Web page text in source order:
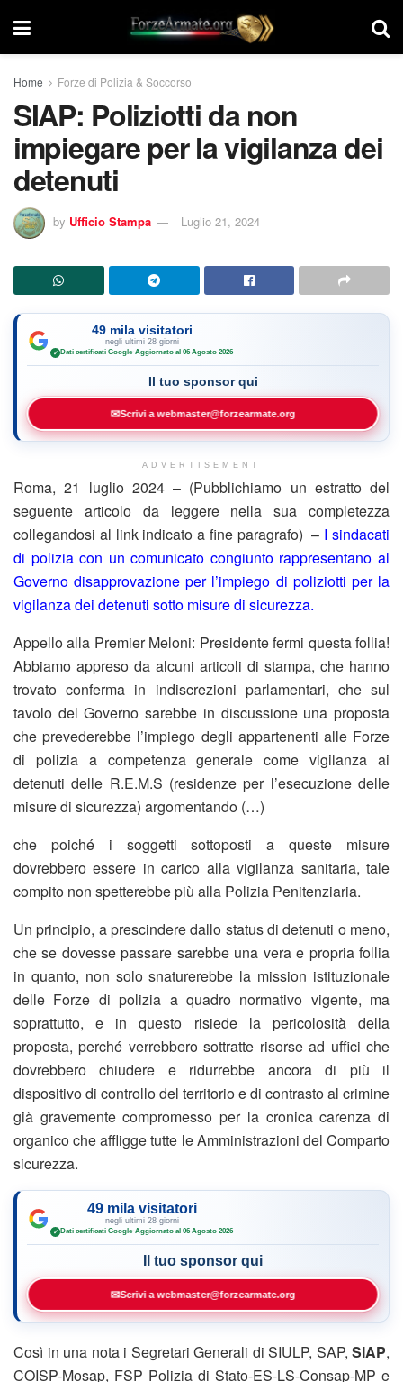
Home Forze di Polizia & Soccorso
SIAP: Poliziotti da non
impiegare per la vigilanza dei
detenuti
by Ufficio Stampa Luglio 21, 2024
49 mila visitatori
negli ultimi 28 giorni
✓ Dati certificati Google·Aggiornato al 06 Agosto 2026
Il tuo sponsor qui
✉Scrivi a webmaster@forzearmate.org
ADVERTISEMENT
Roma, 21 luglio 2024 – (Pubblichiamo un estratto del
seguente articolo da leggere nella sua completezza
collegandosi al link indicato a fine paragrafo) – I sindacati
di polizia con un comunicato congiunto rappresentano al
Governo disapprovazione per l’impiego di poliziotti per la
vigilanza dei detenuti sotto misure di sicurezza.
Appello alla Premier Meloni: Presidente fermi questa follia!
Abbiamo appreso da alcuni articoli di stampa, che hanno
trovato conferma in indiscrezioni parlamentari, che sul
tavolo del Governo sarebbe in discussione una proposta
che prevederebbe l’impiego degli appartenenti alle Forze
di polizia a competenza generale come vigilanza ai
detenuti delle R.E.M.S (residenze per l’esecuzione delle
misure di sicurezza) argomentando (…)
che poiché i soggetti sottoposti a queste misure
dovrebbero essere in carico alla vigilanza sanitaria, tale
compito non spetterebbe più alla Polizia Penitenziaria.
Un principio, a prescindere dallo status di detenuti o meno,
che se dovesse passare sarebbe una vera e propria follia
in quanto, non solo snaturerebbe la mission istituzionale
delle Forze di polizia a quadro normativo vigente, ma
soprattutto, e in questo risiede la pericolosità della
proposta, perché verrebbero sottratte risorse ad uffici che
dovrebbero chiudere e ridurrebbe ancora di più il
dispositivo di controllo del territorio e di contrasto al crimine
già gravemente compromesso per la cronica carenza di
organico che affligge tutte le Amministrazioni del Comparto
sicurezza.
49 mila visitatori
negli ultimi 28 giorni
✓ Dati certificati Google·Aggiornato al 06 Agosto 2026
Il tuo sponsor qui
✉Scrivi a webmaster@forzearmate.org
Così in una nota i Segretari Generali di SIULP, SAP, SIAP,
COISP-Mosap, FSP Polizia di Stato-ES-LS-Consap-MP e